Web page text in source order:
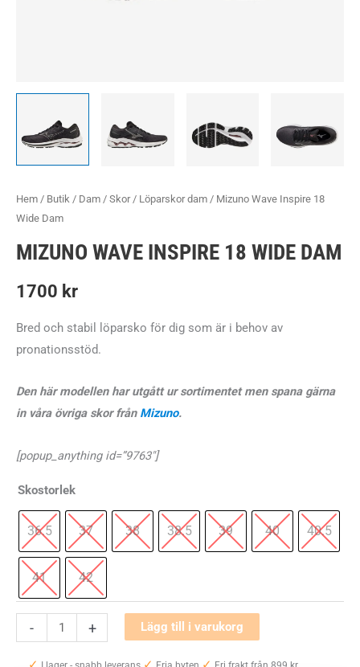
Hem / Butik / Dam / Skor/ Löparskor dam / Mizuno Wave Inspire 18
Wide Dam
MIZUNO WAVE INSPIRE 18 WIDE DAM
1700 kr
Bred och stabil löparsko för dig som är i behov av
pronationsstöd.
Den här modellen har utgått ur sortimentet men spana gärna
in våra övriga skor från Mizuno.
[popup_anything id=”9763″]
Skostorlek
36.5 37 38 38.5 39 40 40.5
41 42
-
Wave
+ Lägg till i varukorg